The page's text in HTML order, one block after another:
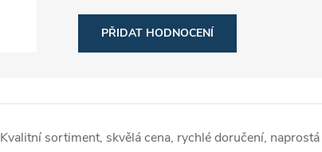
PŘIDAT HODNOCENÍ
Kvalitní sortiment, skvělá cena, rychlé doručení,